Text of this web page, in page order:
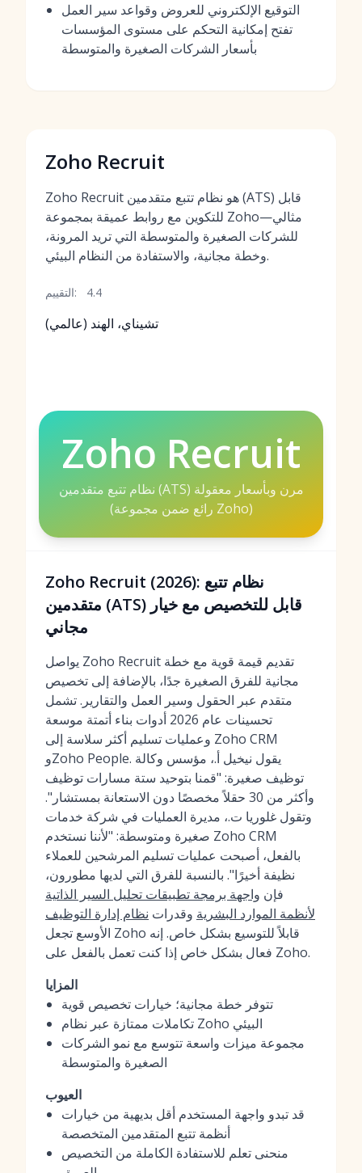
التوقيع الإلكتروني للعروض وقواعد سير العمل
تفتح إمكانية التحكم على مستوى المؤسسات
بأسعار الشركات الصغيرة والمتوسطة
Zoho Recruit
Zoho Recruit هو نظام تتبع متقدمين (ATS) قابل
للتكوين مع روابط عميقة بمجموعة Zoho—مثالي
للشركات الصغيرة والمتوسطة التي تريد المرونة،
وخطة مجانية، والاستفادة من النظام البيئي.
التقييم: 4.4
تشيناي، الهند (عالمي)
Zoho Recruit
نظام تتبع متقدمين (ATS) مرن وبأسعار معقولة
(رائع ضمن مجموعة Zoho)
Zoho Recruit (2026): نظام تتبع
متقدمين (ATS) قابل للتخصيص مع خيار
مجاني
يواصل Zoho Recruit تقديم قيمة قوية مع خطة
مجانية للفرق الصغيرة جدًا، بالإضافة إلى تخصيص
متقدم عبر الحقول وسير العمل والتقارير. تشمل
تحسينات عام 2026 أدوات بناء أتمتة موسعة
وعمليات تسليم أكثر سلاسة إلى Zoho CRM
وZoho People. يقول نيخيل أ.، مؤسس وكالة
توظيف صغيرة: "قمنا بتوحيد ستة مسارات توظيف
وأكثر من 30 حقلاً مخصصًا دون الاستعانة بمستشار".
وتقول غلوريا ت.، مديرة العمليات في شركة خدمات
صغيرة ومتوسطة: "لأننا نستخدم Zoho CRM
بالفعل، أصبحت عمليات تسليم المرشحين للعملاء
نظيفة أخيرًا". بالنسبة للفرق التي لديها مطورون،
فإن واجهة برمجة تطبيقات تحليل السير الذاتية
لأنظمة الموارد البشرية وقدرات نظام إدارة التوظيف
الأوسع تجعل Zoho قابلاً للتوسيع بشكل خاص. إنه
فعال بشكل خاص إذا كنت تعمل بالفعل على Zoho.
المزايا
تتوفر خطة مجانية؛ خيارات تخصيص قوية
تكاملات ممتازة عبر نظام Zoho البيئي
مجموعة ميزات واسعة تتوسع مع نمو الشركات
الصغيرة والمتوسطة
العيوب
قد تبدو واجهة المستخدم أقل بديهية من خيارات
أنظمة تتبع المتقدمين المتخصصة
منحنى تعلم للاستفادة الكاملة من التخصيص